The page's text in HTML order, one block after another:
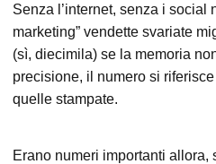
Senza l’internet, senza i social
marketing” vendette svariate
(sì, diecimila) se la memoria
precisione, il numero si
quelle stampate.
Erano numeri importanti allora,